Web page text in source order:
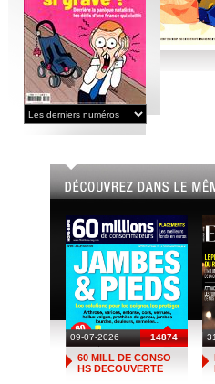
09-07-2026 14874
60 MILL DE CONSO
HS DECOUVERTE